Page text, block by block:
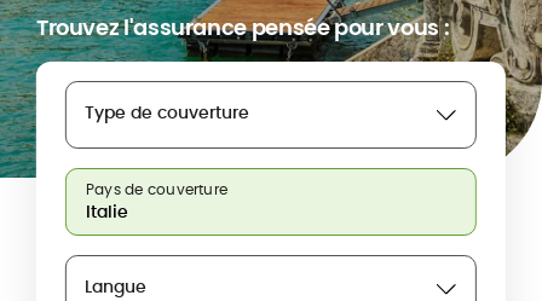
Trouvez l'assurance pensée pour vous :
Type de couverture
Pays de couverture
Langue